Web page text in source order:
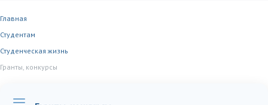
Главная
Студентам
Студенческая жизнь
Гранты, конкурсы